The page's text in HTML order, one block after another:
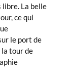
libre. La belle
ce qui
le port de
la tour de